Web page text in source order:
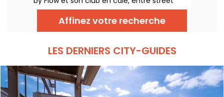
food, cocktails, DJ sets et soirées d’été sur la
Affinez votre recherche
LES DERNIERS CITY-GUIDES